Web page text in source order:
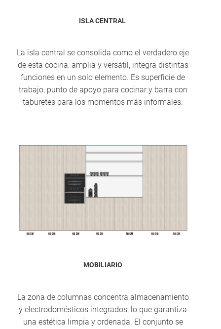
ISLA CENTRAL
La isla central se consolida como el verdadero eje
de esta cocina: amplia y versátil, integra distintas
funciones en un solo elemento. Es superficie de
trabajo, punto de apoyo para cocinar y barra con
taburetes para los momentos más informales.
MOBILIARIO
La zona de columnas concentra almacenamiento
y electrodomésticos integrados, lo que garantiza
una estética limpia y ordenada. El conjunto se